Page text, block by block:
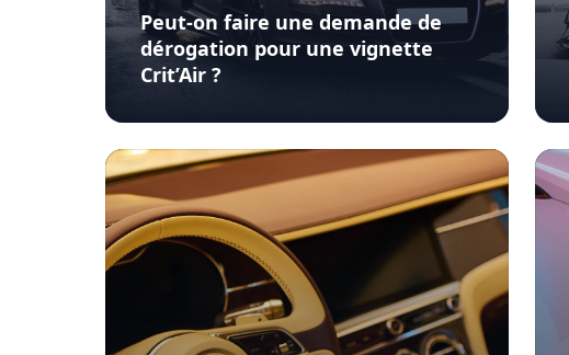
Peut-on faire une demande de
dérogation pour une vignette
Crit’Air ?